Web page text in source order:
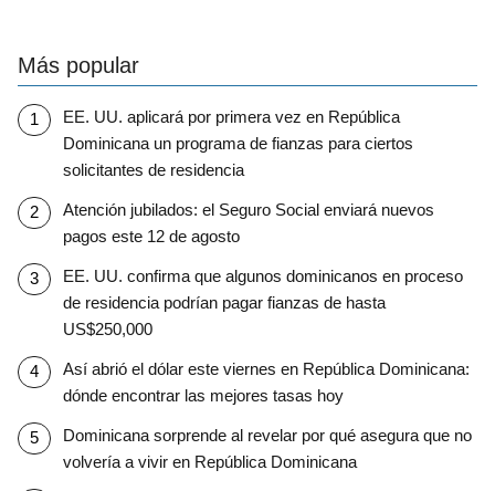
Más popular
EE. UU. aplicará por primera vez en República
Dominicana un programa de fianzas para ciertos
solicitantes de residencia
Atención jubilados: el Seguro Social enviará nuevos
pagos este 12 de agosto
EE. UU. confirma que algunos dominicanos en proceso
de residencia podrían pagar fianzas de hasta
US$250,000
Así abrió el dólar este viernes en República Dominicana:
dónde encontrar las mejores tasas hoy
Dominicana sorprende al revelar por qué asegura que no
volvería a vivir en República Dominicana